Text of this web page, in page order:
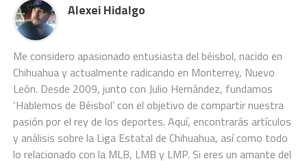
Alexei Hidalgo
Me considero apasionado entusiasta del béisbol, nacido en
Chihuahua y actualmente radicando en Monterrey, Nuevo
León. Desde 2009, junto con Julio Hernández, fundamos
‘Hablemos de Béisbol’ con el objetivo de compartir nuestra
pasión por el rey de los deportes. Aquí, encontrarás artículos
y análisis sobre la Liga Estatal de Chihuahua, así como todo
lo relacionado con la MLB, LMB y LMP. Si eres un amante del